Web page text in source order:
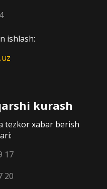
ishlash:
kurash
tezkor xabar berish
17
20